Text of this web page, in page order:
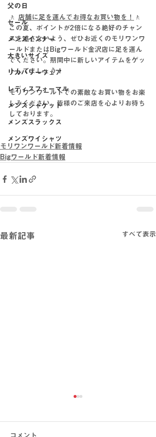
父の日
セール
メンズインナー
大きいサイズ
リカバリーウェア
レディスフォーマル
メンズジャケット
メンズスラックス
メンズワイシャツ
🚶 店舗に足を運んでお得なお買い物を！
🚶
この夏、ポイントが2倍になる絶好のチャン
スを逃さないよう、ぜひお近くのモリワンワ
ールドまたはBigワールド金沢店に足を運ん
でください。期間中に新しいアイテムをゲッ
トしてましょう！
モリワンワールドでの素敵なお買い物をお楽
しみください。皆様のご来店を心よりお待ち
しております。
モリワンワールド新着情報
Bigワールド新着情報
最新記事 すべて表示